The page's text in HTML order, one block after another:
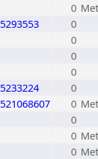
0
5293553
0
0
0
0
5233224
0
521068607 0
0
0
0